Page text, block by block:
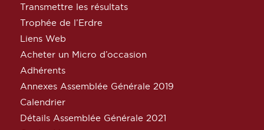
Transmettre les résultats
Trophée de l’Erdre
Liens Web
Acheter un Micro d’occasion
Adhérents
Annexes Assemblée Générale 2019
Calendrier
Détails Assemblée Générale 2021